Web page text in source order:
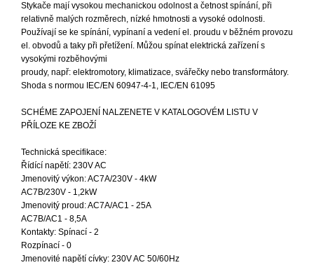
Stykače mají vysokou mechanickou odolnost a četnost spínání, při
relativně malých rozměrech, nízké hmotnosti a vysoké odolnosti.
Používají se ke spínání, vypínaní a vedení el. proudu v běžném provozu
el. obvodů a taky při přetížení. Můžou spínat elektrická zařízení s
vysokými rozběhovými
proudy, např: elektromotory, klimatizace, svářečky nebo transformátory.
Shoda s normou IEC/EN 60947-4-1, IEC/EN 61095
SCHÉME ZAPOJENÍ NALZENETE V KATALOGOVÉM LISTU V
PŘÍLOZE KE ZBOŽÍ
Technická specifikace:
Řídící napětí: 230V AC
Jmenovitý výkon: AC7A/230V - 4kW
AC7B/230V - 1,2kW
Jmenovitý proud: AC7A/AC1 - 25A
AC7B/AC1 - 8,5A
Kontakty: Spínací - 2
Rozpínací - 0
Jmenovité napětí cívky: 230V AC 50/60Hz